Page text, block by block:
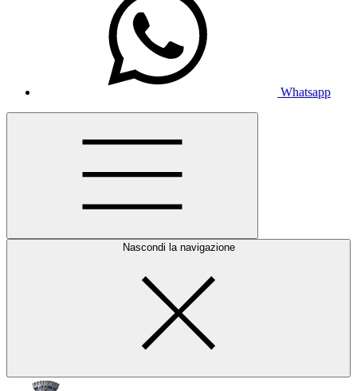
Whatsapp
Nascondi la navigazione